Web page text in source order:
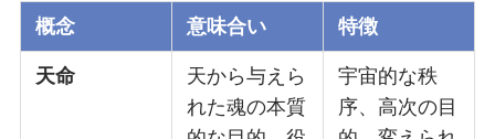
概念 意味合い 特徴
天命
天から与えら
れた魂の本質
宇宙的な秩
序、高次の目